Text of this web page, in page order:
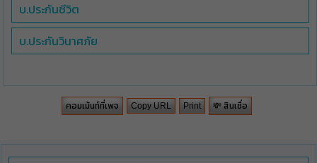
บ.ประกันชีวิต
บ.ประกันวินาศภัย
คอมเม้นท์ที่เพจ Copy URL Print 💸 สินเชื่อ